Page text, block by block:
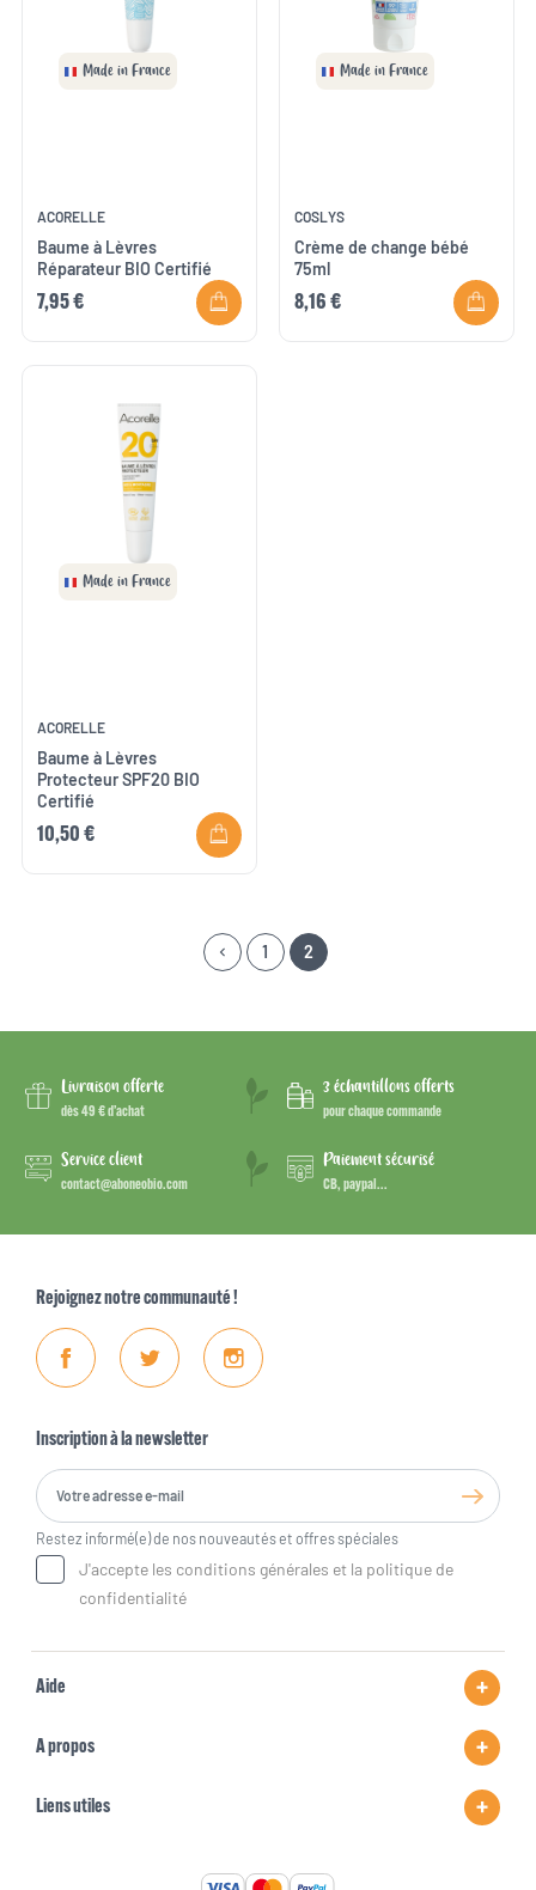
Made in France
ACORELLE
Baume à Lèvres
Réparateur BIO Certifié
7,95 €
Made in France
COSLYS
Crème de change bébé
75ml
8,16 €
Made in France
ACORELLE
Baume à Lèvres
Protecteur SPF20 BIO
Certifié
10,50 €
keyboard_arrow_left
Précédent
1 2
Livraison offerte
dès 49 € d’achat
3 échantillons offerts
pour chaque commande
Service client
contact@aboneobio.com
Paiement sécurisé
CB, paypal...
Rejoignez notre communauté !
FacebookTwitter Instagram
Inscription à la newsletter
Restez informé(e) de nos nouveautés et offres spéciales
J'accepte les conditions générales et la politique de
confidentialité
Aide
A propos
Liens utiles